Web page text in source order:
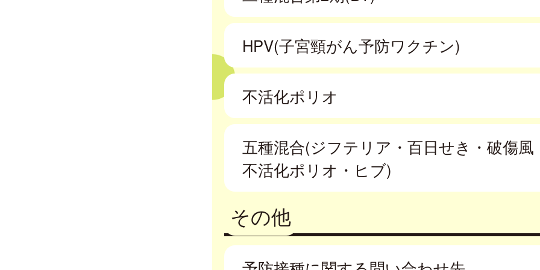
HPV(子宮頸がん予防ワクチン)
不活化ポリオ
五種混合(ジフテリア・百日せき・破傷風
不活化ポリオ・ヒブ)
その他